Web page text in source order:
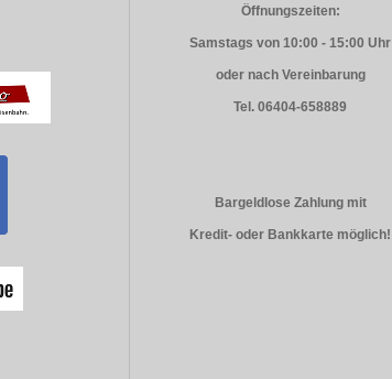
Öffnungszeiten:
Samstags von 10:00 - 15:00 Uhr
oder nach Vereinbarung
Tel. 06404-658889
Bargeldlose Zahlung mit
Kredit- oder Bankkarte möglich!